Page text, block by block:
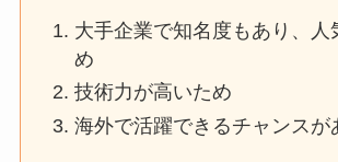
大手企業で知名度もあり、人
め
技術力が高いため
海外で活躍できるチャンスが